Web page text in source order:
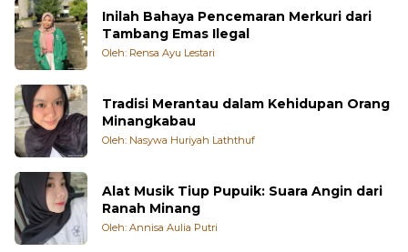
Inilah Bahaya Pencemaran Merkuri dari
Tambang Emas Ilegal
Oleh: Rensa Ayu Lestari
Tradisi Merantau dalam Kehidupan Orang
Minangkabau
Oleh: Nasywa Huriyah Laththuf
Alat Musik Tiup Pupuik: Suara Angin dari
Ranah Minang
Oleh: Annisa Aulia Putri